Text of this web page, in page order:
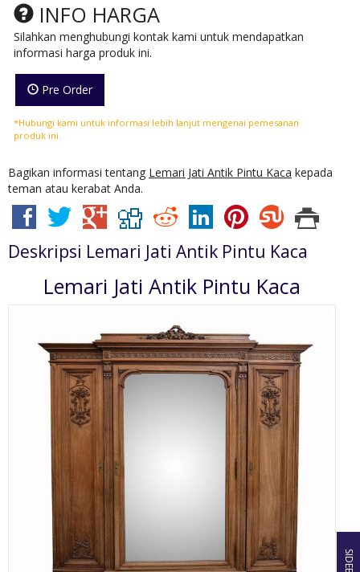
INFO HARGA
Silahkan menghubungi kontak kami untuk mendapatkan
informasi harga produk ini.
Pre Order
*Hubungi kami untuk informasi lebih lanjut mengenai pemesanan
produk ini.
Bagikan informasi tentang Lemari Jati Antik Pintu Kaca kepada
teman atau kerabat Anda.
Deskripsi Lemari Jati Antik Pintu Kaca
Lemari Jati Antik Pintu Kaca